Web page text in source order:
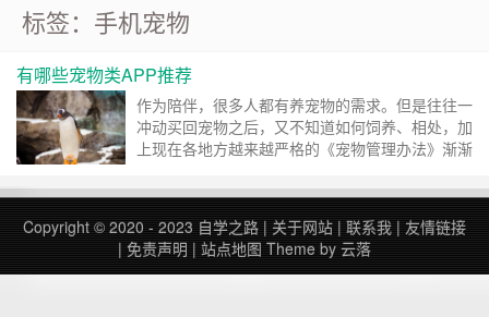
标签：手机宠物
有哪些宠物类APP推荐
作为陪伴，很多人都有养宠物的需求。但是往往一
冲动买回宠物之后，又不知道如何饲养、相处，加
上现在各地方越来越严格的《宠物管理办法》渐渐
类都有共情的需要，陪伴是最长情的告白。我们彼
此需要，一起去解决生活中关于养宠物遇到的问
题。所以这里我准备做一个关于宠物APP的合集，
希望这些宠物APP能解决你饲养宠物中遇到的一些
问题。 宠物购买类APP 这里有两款购买宠物的
Copyright © 2020 - 2023 自学之路 | 关于网站 | 联系我 | 友情链接
| 免责声明 | 站点地图 Theme by 云落